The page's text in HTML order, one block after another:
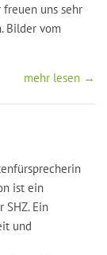
freuen uns sehr
Bilder vom
mehr lesen →
ist ein
SHZ. Ein
und